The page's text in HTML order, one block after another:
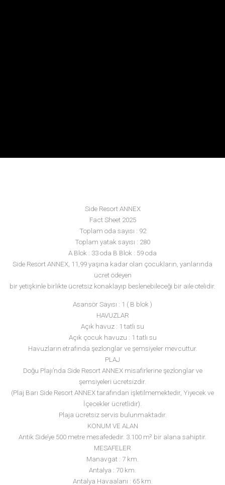
Side Resort ANNEX
Fact Sheet 2025
Toplam oda sayısı : 92
Toplam yatak sayısı : 280
A Blok : 33 oda B Blok : 59 oda
Side Resort ANNEX, 11,99 yaşına kadar olan çocukların,
ücret ödeyen
bir yetişkinle birlikte ücretsiz konaklayıp beslenebileceği bir aile
Asansör Sayısı : 1 ( B blok )
HAVUZLAR
Açık havuz : 1 tatlı su
Açık çocuk havuzu : 1 tatlı su